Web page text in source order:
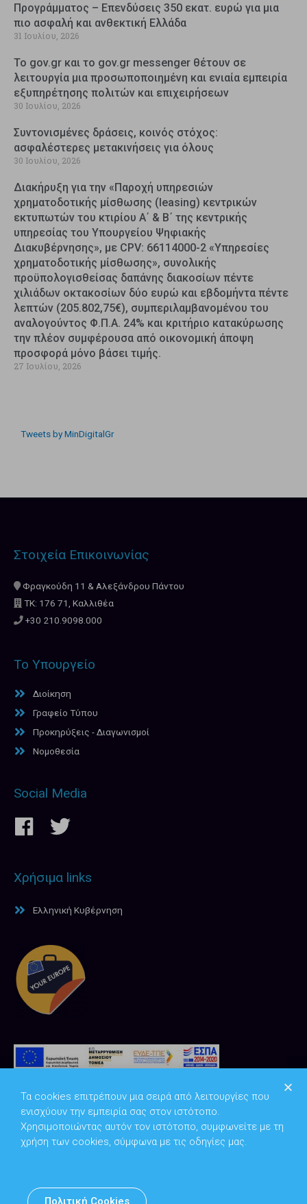
Προγράμματος – Επενδύσεις 350 εκατ. ευρώ για μια
πιο ασφαλή και ανθεκτική Ελλάδα
31 Ιουλίου, 2026
Το gov.gr και το gov.gr messenger θέτουν σε
λειτουργία μια προσωποποιημένη και ενιαία εμπειρία
εξυπηρέτησης πολιτών και επιχειρήσεων
30 Ιουλίου, 2026
Συντονισμένες δράσεις, κοινός στόχος:
ασφαλέστερες μετακινήσεις για όλους
30 Ιουλίου, 2026
Διακήρυξη για την «Παροχή υπηρεσιών
χρηματοδοτικής μίσθωσης (leasing) κεντρικών
εκτυπωτών του κτιρίου Α΄ & Β΄ της κεντρικής
υπηρεσίας του Υπουργείου Ψηφιακής
Διακυβέρνησης», με CPV: 66114000-2 «Υπηρεσίες
χρηματοδοτικής μίσθωσης», συνολικής
προϋπολογισθείσας δαπάνης διακοσίων πέντε
χιλιάδων οκτακοσίων δύο ευρώ και εβδομήντα πέντε
λεπτών (205.802,75€), συμπεριλαμβανομένου του
αναλογούντος Φ.Π.Α. 24% και κριτήριο κατακύρωσης
την πλέον συμφέρουσα από οικονομική άποψη
προσφορά μόνο βάσει τιμής.
27 Ιουλίου, 2026
Tweets by MinDigitalGr
Στοιχεία Επικοινωνίας
Φραγκούδη 11 & Αλεξάνδρου Πάντου
ΤΚ: 176 71, Καλλιθέα
+30 210.9098.000
Το Υπουργείο
Διοίκηση
Γραφείο Τύπου
Προκηρύξεις - Διαγωνισμοί
Νομοθεσία
Social Media
Χρήσιμα links
Ελληνική Κυβέρνηση
Copyright © 2026Υπουργείο Ψηφιακής Διακυβέρνησης
Τα cookies επιτρέπουν μια σειρά από λειτουργίες που
ενισχύουν την εμπειρία σας στον ιστότοπο.
Χρησιμοποιώντας αυτόν τον ιστότοπο, συμφωνείτε με τη
χρήση των cookies, σύμφωνα με τις οδηγίες μας.
Πολιτική Cookies